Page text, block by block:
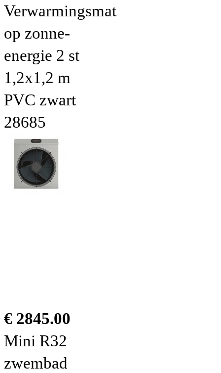
Verwarmingsmat
op zonne-
energie 2 st
1,2x1,2 m
PVC zwart
28685
€ 2845.00
Mini R32
zwembad